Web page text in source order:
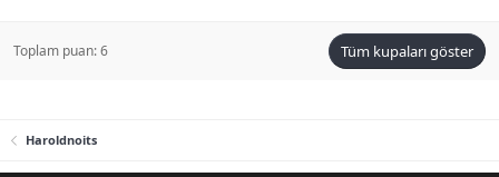
Toplam puan: 6 Tüm kupaları göster
Haroldnoits